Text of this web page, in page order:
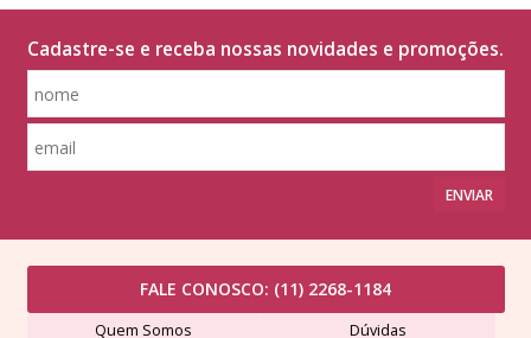
Cadastre-se e receba nossas novidades e promoções.
ENVIAR
FALE CONOSCO: (11) 2268-1184
Quem Somos Dúvidas